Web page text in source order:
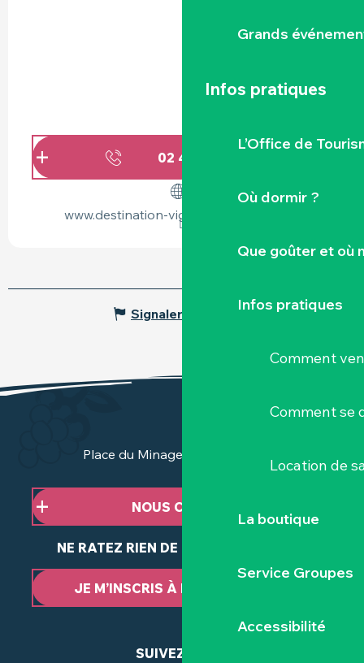
Grands
Infos pratiques
L’Office de
Où dormir ?
Que goûter et où
Infos pratiques
Comment
Comment se
Location de
La boutique
Service Groupes
Accessibilité
02 40 54 80
www.destination-vignoble-nantais.com
Signaler une erreur
Place du Minage - 44190 Clisson
NOUS CONTACTER
NE RATEZ RIEN DE NOTRE ACTUALITÉ
JE M’INSCRIS À LA NEWSLETTER
SUIVEZ-NOUS